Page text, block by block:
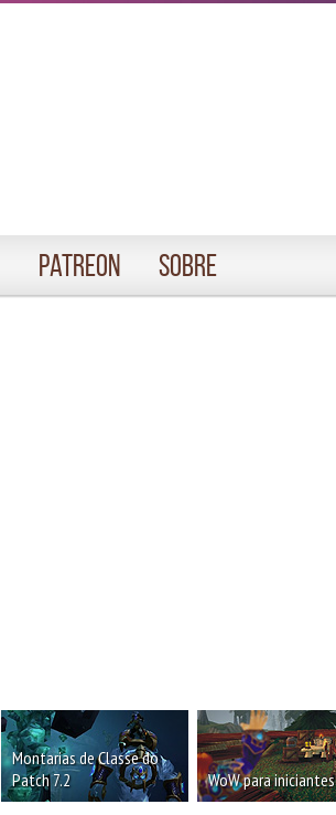
Patreon Sobre
Montarias de Classe do
Patch 7.2
WoW para iniciantes